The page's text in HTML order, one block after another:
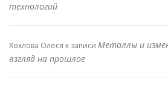
технологий
Хохлова Олеся к записи Металлы и
взгляд на прошлое